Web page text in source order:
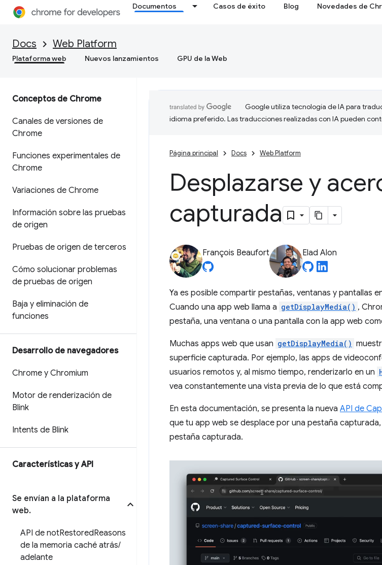
Documentos Casos de éxito Blog Novedades de
Docs Web Platform
Plataforma web Nuevos lanzamientos GPU de la Web
Conceptos de Chrome
Canales de versiones de
Chrome
Funciones experimentales de
Chrome
Variaciones de Chrome
Información sobre las pruebas
de origen
Pruebas de origen de terceros
Cómo solucionar problemas
de pruebas de origen
Baja y eliminación de
funciones
Desarrollo de navegadores
Chrome y Chromium
Motor de renderización de
Blink
Intents de Blink
Características y API
Se envían a la plataforma
web.
API de notRestoredReasons
de la memoria caché atrás/
adelante
Google utiliza tecnología de IA para
idioma preferido. Las traducciones realizadas con IA pueden
Página principal Docs Web Platform
Desplazarse y
capturada
François Beaufort Elad Alon
Ya es posible compartir pestañas, ventanas y pantallas
Cuando una app web llama a getDisplayMedia() ,
pestaña, una ventana o una pantalla con la app web
Muchas apps web que usan getDisplayMedia()
superficie capturada. Por ejemplo, las apps de
usuarios remotos y, al mismo tiempo, renderizarlo en un
vea constantemente una vista previa de lo que está
En esta documentación, se presenta la nueva API de
que tu app web se desplace por una pestaña
pestaña capturada.